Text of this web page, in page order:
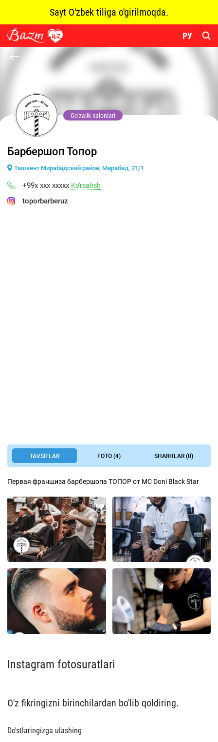
Sayt O'zbek tiliga o'girilmoqda.
РУ
Go’zalik salonlari
Барбершоп Топор
Ташкент Мирабадский район, Мирабад, 21/1
+99x xxx xxxxx Ko'rsatish
toporbarberuz
TAVSIFLAR FOTO (4) SHARHLAR (0)
Первая франшиза барбершопа ТОПОР от MC Doni Black Star
Instagram fotosuratlari
O'z fikringizni birinchilardan bo'lib qoldiring.
Do'stlaringizga ulashing